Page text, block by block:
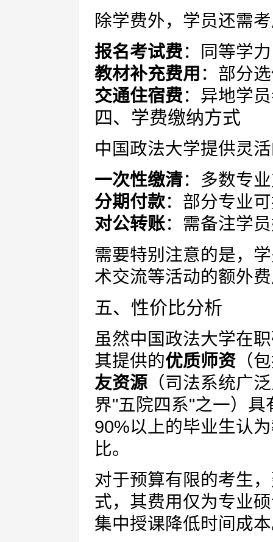
除学费外，学员还需
报名考试费：同等学
教材补充费用 ：部分
交通住宿费：异地学
四、学费缴纳方式
中国政法大学提供灵
一次性缴清：多数专
分期付款：部分专业
对公转账：需备注学
需要特别注意的是，
术交流等活动的额外
五、性价比分析
虽然中国政法大学在
其提供的优质师资 （
友资源 （司法系统广
界"五院四系"之一）
90%以上的毕业生认
比。
对于预算有限的考生
式，其费用仅为专业
集中授课降低时间成